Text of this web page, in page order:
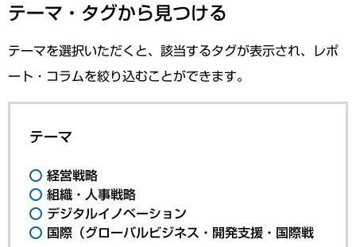
テーマ・タグから見つける
テーマを選択いただくと、該当するタグが表示され、レポ
ート・コラムを絞り込むことができます。
テーマ
経営戦略
組織・人事戦略
デジタルイノベーション
国際（グローバルビジネス・開発支援・国際戦